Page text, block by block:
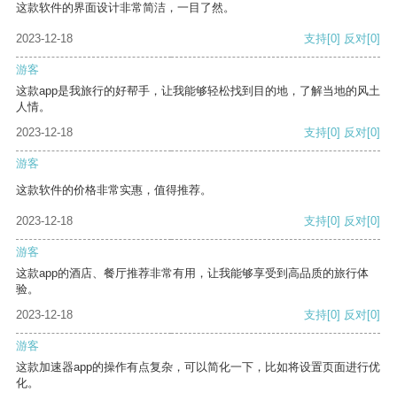
这款软件的界面设计非常简洁，一目了然。
2023-12-18 支持[0] 反对[0]
游客
这款app是我旅行的好帮手，让我能够轻松找到目的地，了解当地的风土
人情。
2023-12-18
支持[0] 反对[0]
游客
这款软件的价格非常实惠，值得推荐。
2023-12-18 支持[0] 反对[0]
游客
这款app的酒店、餐厅推荐非常有用，让我能够享受到高品质的旅行体
验。
2023-12-18
支持[0] 反对[0]
游客
这款加速器app的操作有点复杂，可以简化一下，比如将设置页面进行优
化。